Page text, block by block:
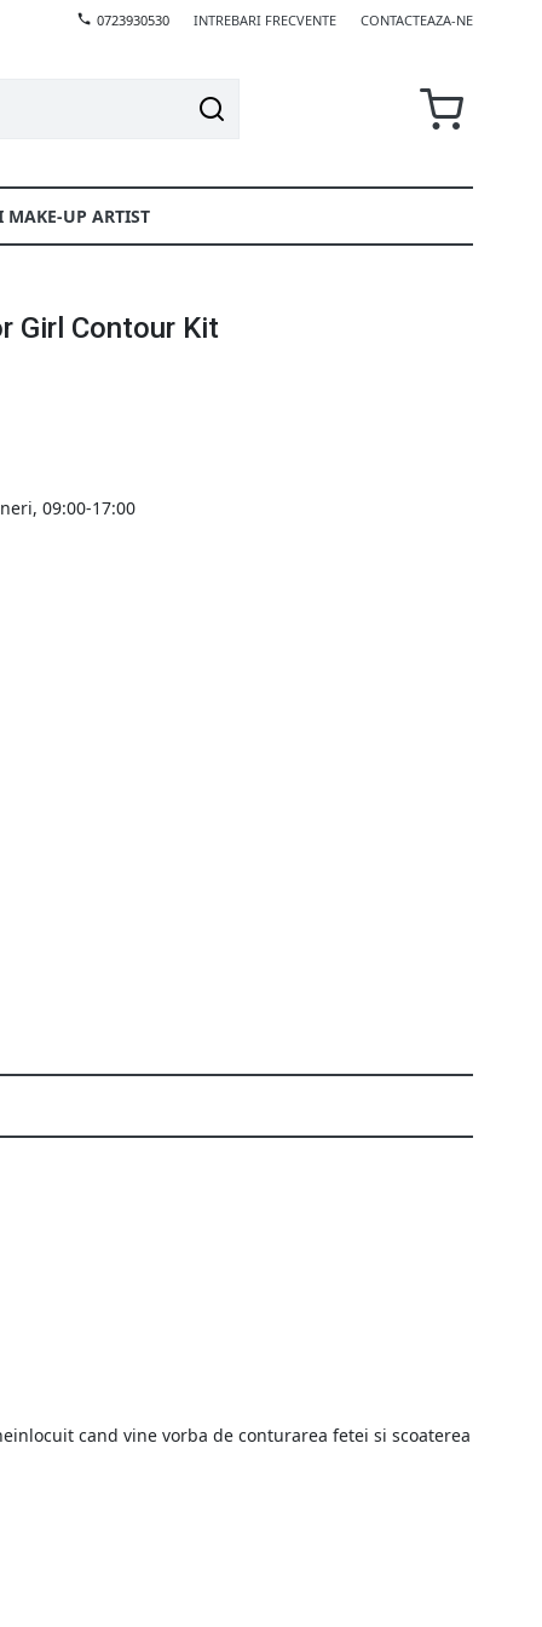
0723930530 INTREBARI FRECVENTE CONTACTEAZA-NE
MAKE-UP ARTIST
Girl Contour Kit
09:00-17:00
cand vine vorba de conturarea fetei si scoaterea